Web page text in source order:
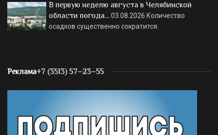
В первую неделю августа в Челябинской
области погода…03.08.2026 Количество
осадков существенно сократится.
Реклама+7 (3513) 57–23–55